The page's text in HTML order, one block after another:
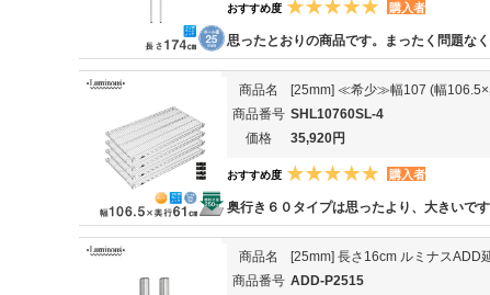
おすすめ度 購入者
思ったとおりの商品です。まったく問題なく
商品名
[25mm] ≪希少≫幅107 (幅106.5×
商品番号 SHL10760SL-4
価格
35,920円
おすすめ度 購入者
奥行き６０タイプは思ったより、大きいで
商品名
[25mm] 長さ16cm ルミナスADD
商品番号 ADD-P2515